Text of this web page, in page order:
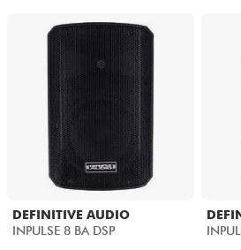
DEFINITIVE AUDIO
INPULSE 8 BA DSP